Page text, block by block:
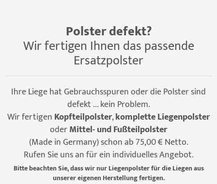
Polster defekt?
Wir fertigen Ihnen das passende
Ersatzpolster
Ihre Liege hat Gebrauchsspuren oder die Polster sind
defekt ... kein Problem.
Wir fertigen Kopfteilpolster,komplette Liegenpolster
oderMittel- und Fußteilpolster
(Made in Germany) schon ab 75,00 € Netto.
Rufen Sie uns an für ein individuelles Angebot.
Bitte beachten Sie, dass wir nur Liegenpolster für die Liegen aus
unserer eigenen Herstellung fertigen.